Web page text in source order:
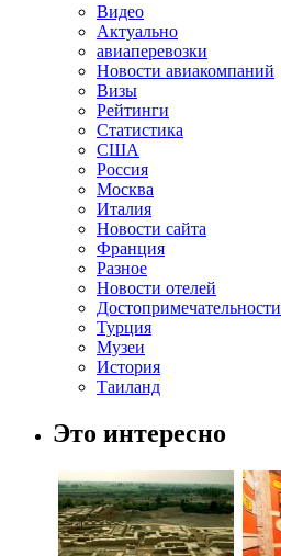
Видео
Актуально
авиаперевозки
Новости авиакомпаний
Визы
Рейтинги
Статистика
США
Россия
Москва
Италия
Новости сайта
Франция
Разное
Новости отелей
Достопримечательности
Турция
Музеи
История
Таиланд
Это интересно